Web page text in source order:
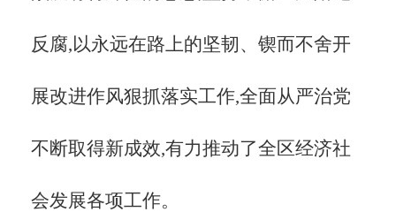
反腐,以永远在路上的坚韧、锲而不舍开
展改进作风狠抓落实工作,全面从严治党
不断取得新成效,有力推动了全区经济社
会发展各项工作。